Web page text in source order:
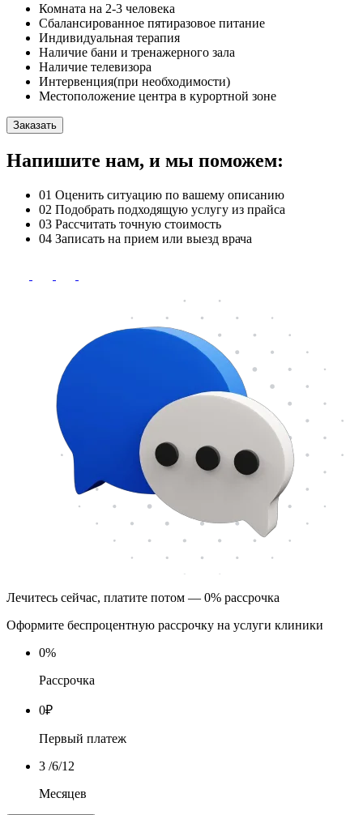
Комната на 2-3 человека
Сбалансированное пятиразовое питание
Индивидуальная терапия
Наличие бани и тренажерного зала
Наличие телевизора
Интервенция(при необходимости)
Местоположение центра в курортной зоне
Заказать
Напишите нам, и мы поможем:
01 Оценить ситуацию по вашему описанию
02 Подобрать подходящую услугу из прайса
03 Рассчитать точную стоимость
04 Записать на прием или выезд врача
Лечитесь сейчас, платите потом — 0% рассрочка
Оформите беспроцентную рассрочку на услуги клиники
0%
Рассрочка
0₽
Первый платеж
3 /6/12
Месяцев